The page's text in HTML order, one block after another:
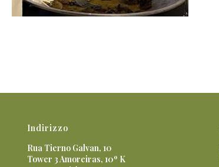
Indirizzo
Rua Tierno Galvan, 10
Tower 3 Amoreiras, 10º K